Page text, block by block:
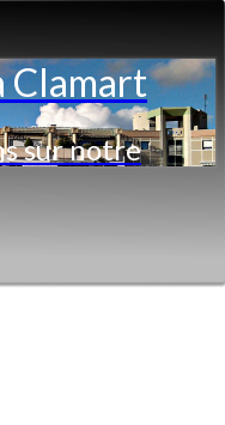
Clamart
sur notre